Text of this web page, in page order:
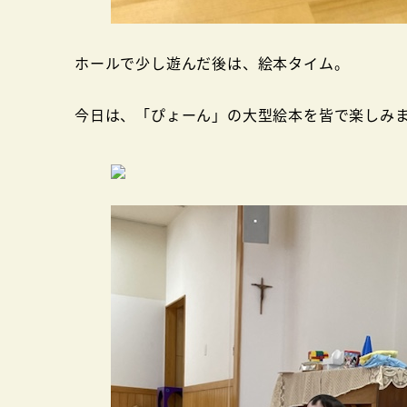
ホールで少し遊んだ後は、絵本タイム。
今日は、「ぴょーん」の大型絵本を皆で楽しみ